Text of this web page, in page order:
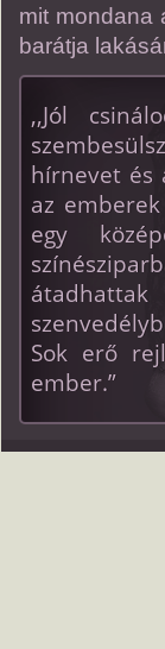
mit mondana
barátja
,,Jól
hírnevet és
az
egy
Sok erő
ember.”